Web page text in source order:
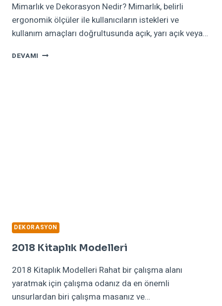
Mimarlık ve Dekorasyon Nedir? Mimarlık, belirli
ergonomik ölçüler ile kullanıcıların istekleri ve
kullanım amaçları doğrultusunda açık, yarı açık veya…
DEVAMI DEKORASYON
DEKORASYON
2018 Kitaplık Modelleri
2018 Kitaplık Modelleri Rahat bir çalışma alanı
yaratmak için çalışma odanız da en önemli
unsurlardan biri çalışma masanız ve…